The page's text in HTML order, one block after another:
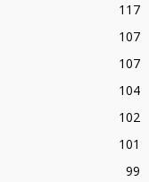
117
107
107
104
102
101
99